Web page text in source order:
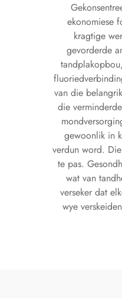
ekonomiese
kragtige
gevorderde
van die
die
gewoonlik in
verdun word.
te pas.
wat van
verseker dat
wye